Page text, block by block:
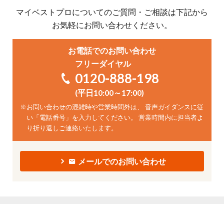
マイベストプロについてのご質問・ご相談は下記から
お気軽にお問い合わせください。
お電話でのお問い合わせ
フリーダイヤル
0120-888-198
(平日10:00～17:00)
※お問い合わせの混雑時や営業時間外は、 音声ガイダンスに従
い「電話番号」を入力してください。 営業時間内に担当者よ
り折り返しご連絡いたします。
メールでのお問い合わせ